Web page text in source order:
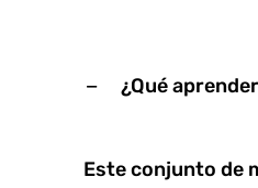
¿Qué
Este conjunto de